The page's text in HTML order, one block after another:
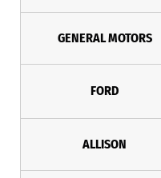
GENERAL MOTORS
FORD
ALLISON